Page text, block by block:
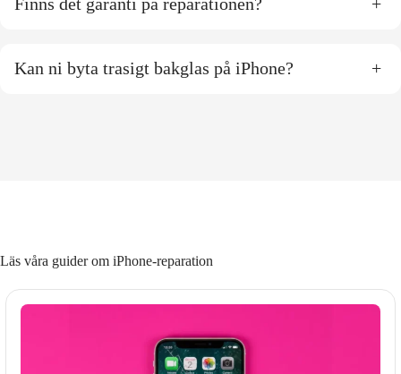
Finns det garanti på reparationen? +
Kan ni byta trasigt bakglas på iPhone? +
Läs våra guider om iPhone-reparation